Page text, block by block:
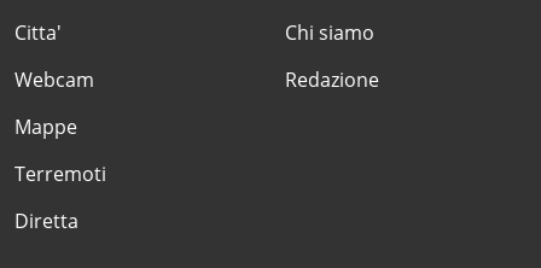
Citta'
Webcam
Mappe
Terremoti
Diretta
Chi siamo
Redazione